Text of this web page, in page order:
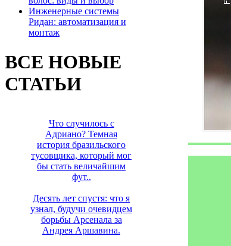
Инженерные системы
Ридан: автоматизация и
монтаж
ВСЕ НОВЫЕ
СТАТЬИ
Что случилось с
Адриано? Темная
история бразильского
тусовщика, который мог
бы стать величайшим
фут..
Десять лет спустя: что я
узнал, будучи очевидцем
борьбы Арсенала за
Андрея Аршавина.